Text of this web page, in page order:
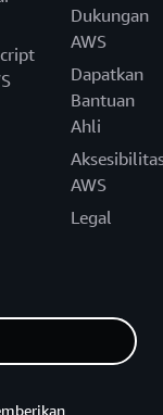
Dukungan
AWS
Dapatkan
Bantuan
Ahli
AWS
Legal